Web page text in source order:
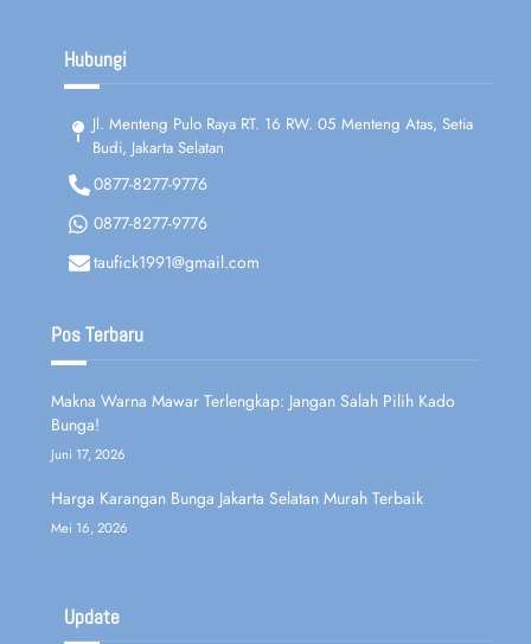
Hubungi
Jl. Menteng Pulo Raya RT. 16 RW. 05 Menteng Atas, Setia
Budi, Jakarta Selatan
0877-8277-9776
0877-8277-9776
taufick1991@gmail.com
Pos Terbaru
Makna Warna Mawar Terlengkap: Jangan Salah Pilih Kado
Bunga!
Juni 17, 2026
Harga Karangan Bunga Jakarta Selatan Murah Terbaik
Mei 16, 2026
Update